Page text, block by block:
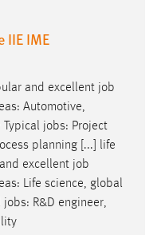
IIE IME
and excellent job
Automotive,
Typical jobs: Project
planning [...] life
excellent job
Life science, global
jobs: R&D engineer,
und Social Media
werden von diesen